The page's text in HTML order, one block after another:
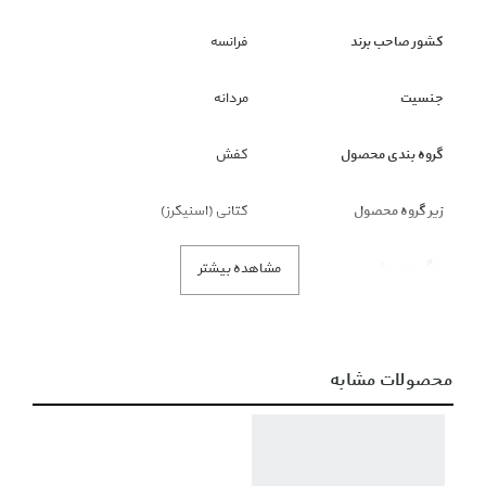
مشاهده بیشتر
کشور صاحب برند فرانسه
جنسیت مردانه
گروه بندی محصول کفش
زیر گروه محصول کتانی (اسنیکرز)
سبز
محصولات مشابه